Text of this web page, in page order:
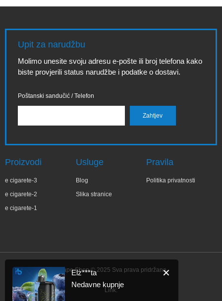
Upit za narudžbu
Molimo unesite svoju adresu e-pošte ili broj telefona kako
biste provjerili status narudžbe i podatke o dostavi.
Poštanski sandučić / Telefon
Proizvodi
e cigarete-3
e cigarete-2
e cigarete-1
Usluge
Blog
Slika stranice
Pravila
Politika privatnosti
IBVape Shop © 2025 Sva prava pridržana.
Link:
✕
Elż***ta
Nedavne kupnje